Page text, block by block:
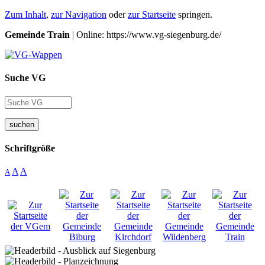
Zum Inhalt, zur Navigation oderzur Startseite springen.
Gemeinde Train | Online: https://www.vg-siegenburg.de/
Suche VG
suchen
Schriftgröße
A A A